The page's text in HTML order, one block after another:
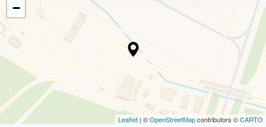
−
Leaflet | ©OpenStreetMapcontributors ©CARTO